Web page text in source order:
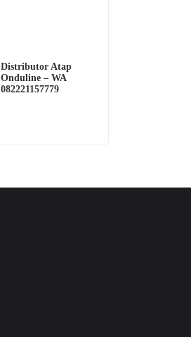
Distributor Atap
Onduline – WA
082221157779